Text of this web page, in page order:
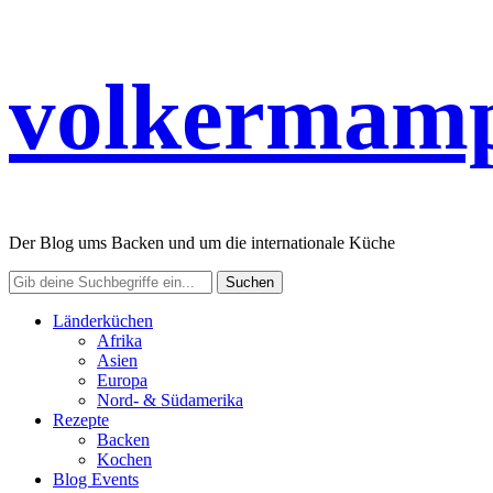
Der Blog ums Backen und um die internationale Küche
Länderküchen
Afrika
Asien
Europa
Nord- & Südamerika
Rezepte
Backen
Kochen
Blog Events